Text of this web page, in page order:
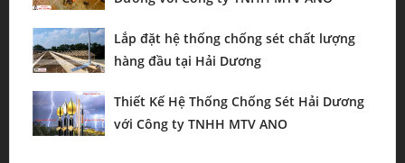
Lắp đặt hệ thống chống sét chất lượng
hàng đầu tại Hải Dương
Thiết Kế Hệ Thống Chống Sét Hải Dương
với Công ty TNHH MTV ANO